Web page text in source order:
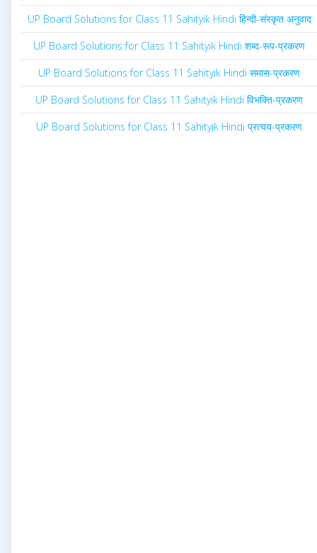
UP Board Solutions for Class 11 Sahityik Hindi हिन्दी-संस्कृत अनुवाद
UP Board Solutions for Class 11 Sahityik Hindi शब्द-रूप-प्रकरण
UP Board Solutions for Class 11 Sahityik Hindi समास-प्रकरण
UP Board Solutions for Class 11 Sahityik Hindi विभक्ति-प्रकरण
UP Board Solutions for Class 11 Sahityik Hindi प्रत्यय-प्रकरण